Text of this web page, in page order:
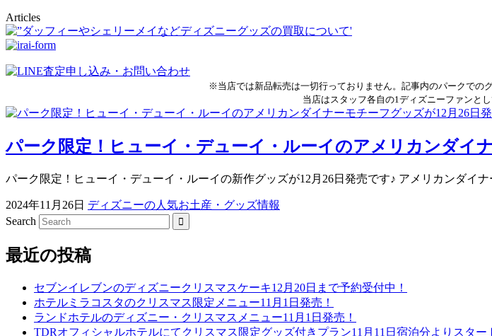
Articles
※当店では新品転売は一切行っておりません。記事内のパークでの
当店はスタッフ各自の1ディズニーファンと
パーク限定！ヒューイ・デューイ・ルーイのアメリカンダイ
パーク限定！ヒューイ・デューイ・ルーイの新作グッズが12月26日発売です♪ アメリカンダイ
2024年11月26日 ディズニーの人気お土産・グッズ情報
Search
最近の投稿
セブンイレブンのディズニークリスマスケーキ12月20日まで予約受付中！
ホテルミラコスタのクリスマス限定メニュー11月1日発売！
ランドホテルのディズニー・クリスマスメニュー11月1日発売！
TDRオフィシャルホテルにてクリスマス限定グッズ付きプラン11月11日宿泊分よりスター